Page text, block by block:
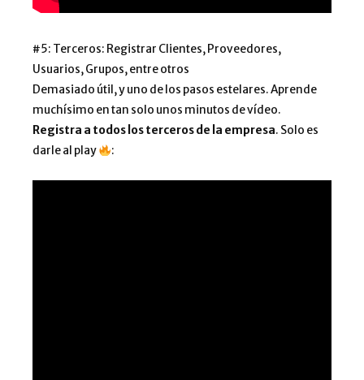
#5: Terceros: Registrar Clientes, Proveedores,
Usuarios, Grupos, entre otros
Demasiado útil, y uno de los pasos estelares. Aprende
muchísimo en tan solo unos minutos de vídeo.
Registra a todos los terceros de la empresa. Solo es
darle al play
: